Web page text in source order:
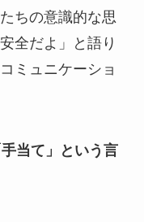
ちの意識的な思
全だよ」と語り
ミュニケーショ
当て」という言